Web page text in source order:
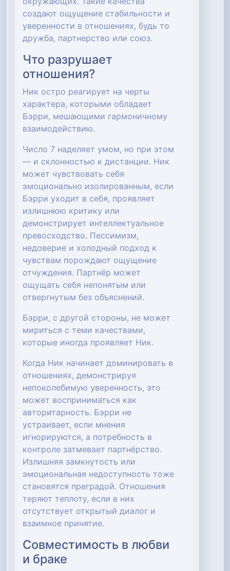
создают ощущение стабильности и
уверенности в отношениях, будь то
дружба, партнерство или союз.
Что разрушает
отношения?
Ник остро реагирует на черты
характера, которыми обладает
Бэрри, мешающими гармоничному
взаимодействию.
Число 7 наделяет умом, но при этом
— и склонностью к дистанции. Ник
может чувствовать себя
эмоционально изолированным, если
Бэрри уходит в себя, проявляет
излишнюю критику или
демонстрирует интеллектуальное
превосходство. Пессимизм,
недоверие и холодный подход к
чувствам порождают ощущение
отчуждения. Партнёр может
ощущать себя непонятым или
отвергнутым без объяснений.
Бэрри, с другой стороны, не может
мириться с теми качествами,
которые иногда проявляет Ник.
Когда Ник начинает доминировать в
отношениях, демонстрируя
непоколебимую уверенность, это
может восприниматься как
авторитарность. Бэрри не
устраивает, если мнения
игнорируются, а потребность в
контроле затмевает партнёрство.
Излишняя замкнутость или
эмоциональная недоступность тоже
становятся преградой. Отношения
теряют теплоту, если в них
отсутствует открытый диалог и
взаимное принятие.
Совместимость в любви
и браке